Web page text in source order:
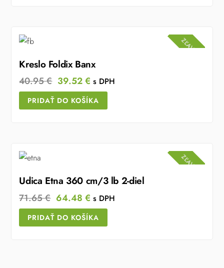
ZĽAVA!
Kreslo Foldix Banx
40.95€ Original
price
was:
39.52€Current
price
is:
s DPH
PRIDAŤ DO KOŠÍKA
ZĽAVA!
Udica Etna 360 cm/3 lb 2-diel
71.65€ Original
price
was:
64.48 €Current
price
is:
s DPH
PRIDAŤ DO KOŠÍKA